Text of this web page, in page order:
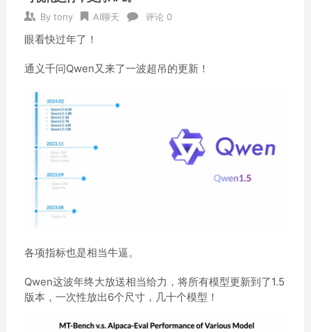
By tony AI聊天 评论 0
眼看快过年了！
通义千问Qwen又来了一波超吊的更新！
各项指标也是相当牛逼。
Qwen这波年终大放送相当给力，将所有模型更新到了1.5
版本，一次性放出6个尺寸，几十个模型！